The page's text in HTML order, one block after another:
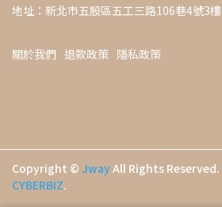
地址：新北市五股區五工三路106巷4號3樓
關於我們 退款政策 隱私政策
Copyright © JwayAll Rights Reserved.
CYBERBIZ.